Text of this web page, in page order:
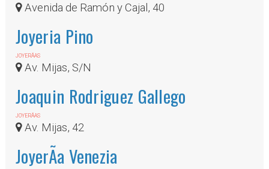
Avenida de Ramón y Cajal, 40
Joyeria Pino
JOYERÃ­AS
Av. Mijas, S/N
Joaquin Rodriguez Gallego
JOYERÃ­AS
Av. Mijas, 42
JoyerÃ­a Venezia